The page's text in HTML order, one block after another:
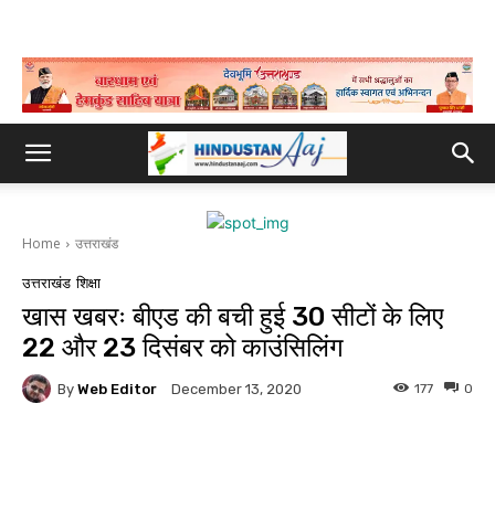
Home उत्तराखंड
उत्तराखंड शिक्षा
खास खबरः बीएड की बची हुई 30 सीटों के लिए
22 और 23 दिसंबर को काउंसिलिंग
By Web Editor December 13, 2020 0
177